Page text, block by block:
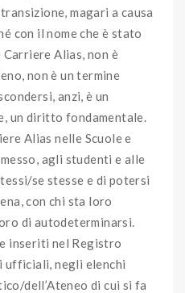
magari a causa
con il nome che è stato
Alias, non è
non è un termine
anzi, è un
un diritto fondamentale.
Alias nelle Scuole e
agli studenti e alle
se stesse e di potersi
con chi sta loro
di autodeterminarsi.
inseriti nel Registro
ufficiali, negli elenchi
dell’Ateneo di cui si fa